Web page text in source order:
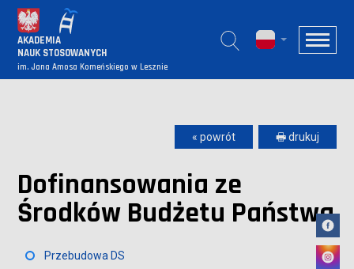
AKADEMIA
NAUK STOSOWANYCH
im. Jana Amosa Komeńskiego w Lesznie
« powrót 🖶 drukuj
Dofinansowania ze
Środków Budżetu Państwa
Przebudowa DS